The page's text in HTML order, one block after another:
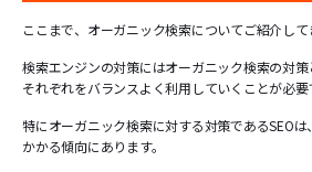
ここまで、オーガニック検索についてご紹介して
検索エンジンの対策にはオーガニック検索の対策
それぞれをバランスよく利用していくことが必要
特にオーガニック検索に対する対策であるSEO
かかる傾向にあります。